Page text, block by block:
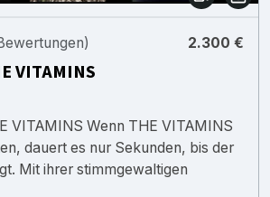
2.300 €
VITAMINS
VITAMINS Wenn THE VITAMINS
dauert es nur Sekunden, bis der
Mit ihrer stimmgewaltigen